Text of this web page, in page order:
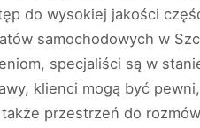
do wysokiej jakości
samochodowych w
specjaliści są w
klienci mogą być
przestrzeń do